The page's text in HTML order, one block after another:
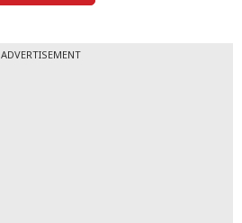
ADVERTISEMENT